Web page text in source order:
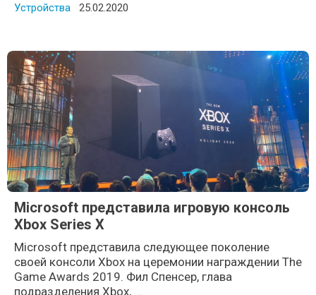
Устройства Posted on
25.02.2020
Microsoft представила игровую консоль
Xbox Series X
Microsoft представила следующее поколение
своей консоли Xbox на церемонии награждении The
Game Awards 2019. Фил Спенсер, глава
подразделения Xbox, ...